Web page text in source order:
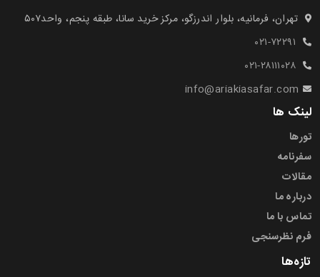
تهران، فرمانیه، بلوار اندرزگو، مرکز خرید سانا، طبقه پنجم، واحد۵۰۷‍
۰۲۱-۷۲۲۹۱
۰۲۱-۲۸۱۱۱۰۲۸
info@ariakiasafar.com
لینک ها
تورها
سفرنامه
مقالات
درباره ما
تماس با ما
فرم نظرسنجی
تازه‌ها